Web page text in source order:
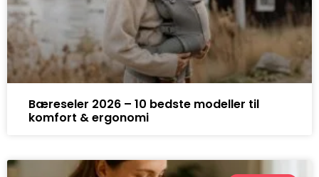
Bæreseler 2026 – 10 bedste modeller til
komfort & ergonomi